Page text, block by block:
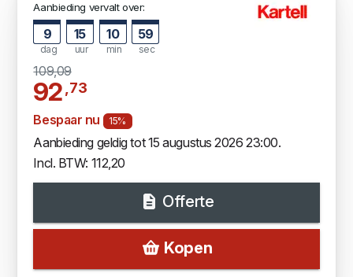
Aanbieding vervalt over:
9
dag
15
uur
10
min
58
sec
109,09
92,73
Bespaar nu 15%
Aanbieding geldig tot 15 augustus 2026 23:00.
Incl. BTW: 112,20
Offerte
Kopen